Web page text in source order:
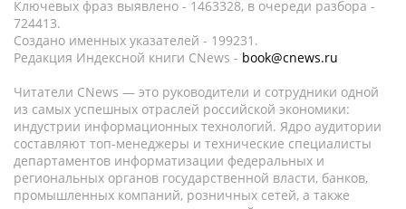
Ключевых фраз выявлено - 1463328, в очереди разбора -
724413.
Создано именных указателей - 199231.
Редакция Индексной книги CNews - book@cnews.ru
Читатели CNews — это руководители и сотрудники одной
из самых успешных отраслей российской экономики:
индустрии информационных технологий. Ядро аудитории
составляют топ-менеджеры и технические специалисты
департаментов информатизации федеральных и
региональных органов государственной власти, банков,
промышленных компаний, розничных сетей, а также